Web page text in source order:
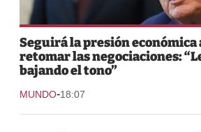
Seguirá la presión económica
retomar las negociaciones:
bajando el tono”
MUNDO-18:07